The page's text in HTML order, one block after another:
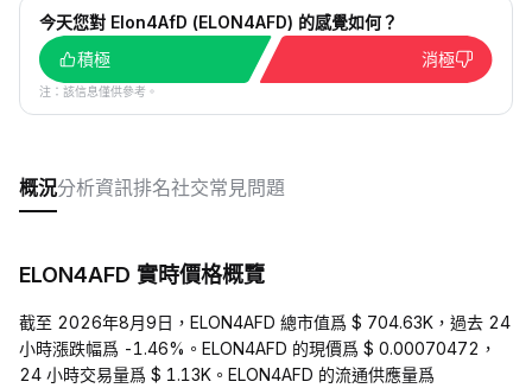
今天您對 Elon4AfD (ELON4AFD) 的感覺如何？
積極
消極
注：該信息僅供參考。
概況分析資訊排名社交常見問題
ELON4AFD 實時價格概覽
截至 2026年8月9日，ELON4AFD 總市值爲 $ 704.63K，過去 24
小時漲跌幅爲 -1.46%。ELON4AFD 的現價爲 $ 0.00070472，
24 小時交易量爲 $ 1.13K。ELON4AFD 的流通供應量爲